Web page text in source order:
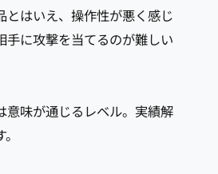
とはいえ、操作性が悪く感じ
手に攻撃を当てるのが難しい
意味が通じるレベル。実績解